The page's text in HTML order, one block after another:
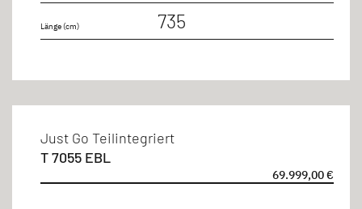
Länge (cm) 735
Just Go Teilintegriert
T 7055 EBL
69.999,00 €